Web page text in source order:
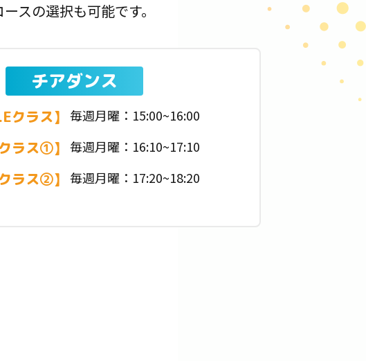
スの選択も可能です。
チアダンス
クラス】 毎週月曜：15:00~16:00
ラス①】 毎週月曜：16:10~17:10
ラス②】 毎週月曜：17:20~18:20